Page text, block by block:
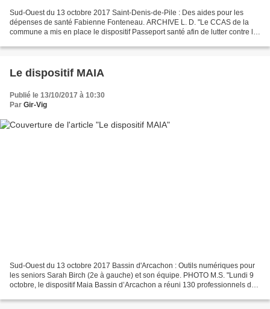
Sud-Ouest du 13 octobre 2017 Saint-Denis-de-Pile : Des aides pour les
dépenses de santé Fabienne Fonteneau. ARCHIVE L. D. "Le CCAS de la
commune a mis en place le dispositif Passeport santé afin de lutter contre le
Le dispositif MAIA
Publié le 13/10/2017 à 10:30
Par Gir-Vig
Sud-Ouest du 13 octobre 2017 Bassin d'Arcachon : Outils numériques pour
les seniors Sarah Birch (2e à gauche) et son équipe. PHOTO M.S. "Lundi 9
octobre, le dispositif Maia Bassin d’Arcachon a réuni 130 professionnels du